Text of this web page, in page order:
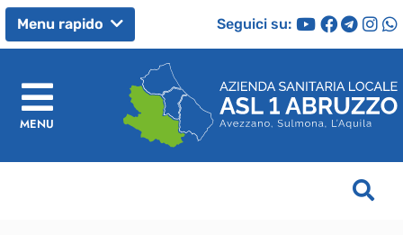
Menu rapido Seguici su:
MENU